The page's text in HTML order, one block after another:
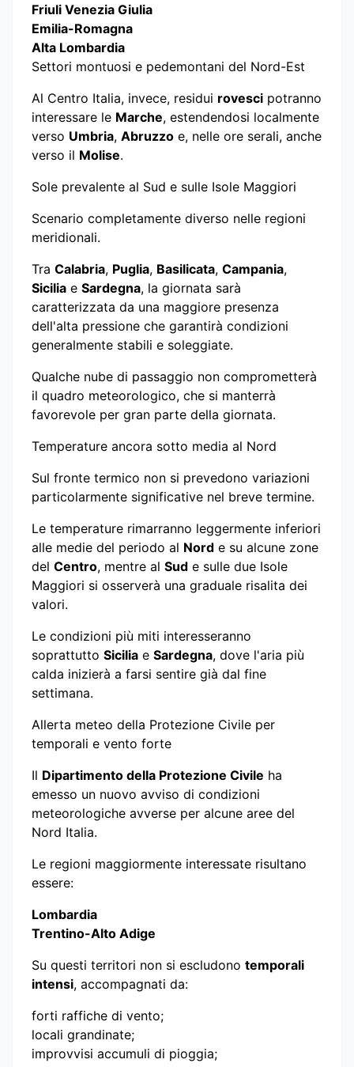
Friuli Venezia Giulia
Emilia-Romagna
Alta Lombardia
Settori montuosi e pedemontani del Nord-Est
Al Centro Italia, invece, residui rovesci potranno
interessare le Marche, estendendosi localmente
verso Umbria, Abruzzo e, nelle ore serali, anche
verso il Molise.
Sole prevalente al Sud e sulle Isole Maggiori
Scenario completamente diverso nelle regioni
meridionali.
Tra Calabria, Puglia, Basilicata, Campania,
Sicilia e Sardegna, la giornata sarà
caratterizzata da una maggiore presenza
dell'alta pressione che garantirà condizioni
generalmente stabili e soleggiate.
Qualche nube di passaggio non comprometterà
il quadro meteorologico, che si manterrà
favorevole per gran parte della giornata.
Temperature ancora sotto media al Nord
Sul fronte termico non si prevedono variazioni
particolarmente significative nel breve termine.
Le temperature rimarranno leggermente inferiori
alle medie del periodo al Nord e su alcune zone
del Centro, mentre al Sud e sulle due Isole
Maggiori si osserverà una graduale risalita dei
valori.
Le condizioni più miti interesseranno
soprattutto Sicilia e Sardegna, dove l'aria più
calda inizierà a farsi sentire già dal fine
settimana.
Allerta meteo della Protezione Civile per
temporali e vento forte
Il Dipartimento della Protezione Civile ha
emesso un nuovo avviso di condizioni
meteorologiche avverse per alcune aree del
Nord Italia.
Le regioni maggiormente interessate risultano
essere:
Lombardia
Trentino-Alto Adige
Su questi territori non si escludono temporali
intensi, accompagnati da:
forti raffiche di vento;
locali grandinate;
improvvisi accumuli di pioggia;